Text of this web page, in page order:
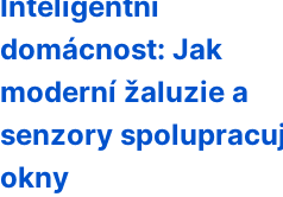
domácnost: Jak
moderní žaluzie a
senzory
okny